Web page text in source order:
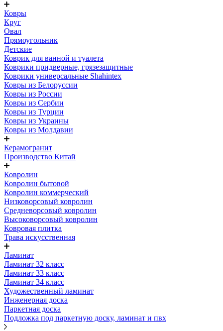
Ковры
Круг
Овал
Прямоугольник
Детские
Коврик для ванной и туалета
Коврики придверные, грязезащитные
Коврики универсальные Shahintex
Ковры из Белоруссии
Ковры из России
Ковры из Сербии
Ковры из Турции
Ковры из Украины
Ковры из Молдавии
Керамогранит
Производство Китай
Ковролин
Ковролин бытовой
Ковролин коммерческий
Низковорсовый ковролин
Средневорсовый ковролин
Высоковорсовый ковролин
Ковровая плитка
Трава искусственная
Ламинат
Ламинат 32 класс
Ламинат 33 класс
Ламинат 34 класс
Художественный ламинат
Инженерная доска
Паркетная доска
Подложка под паркетную доску, ламинат и пвх